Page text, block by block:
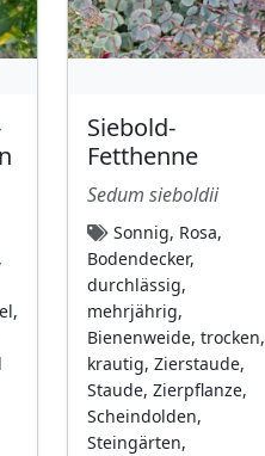
Siebold-
Fetthenne
Sedum sieboldii
Sonnig, Rosa,
Bodendecker,
durchlässig,
mehrjährig,
Bienenweide, trocken,
krautig, Zierstaude,
Staude, Zierpflanze,
Scheindolden,
Steingärten,